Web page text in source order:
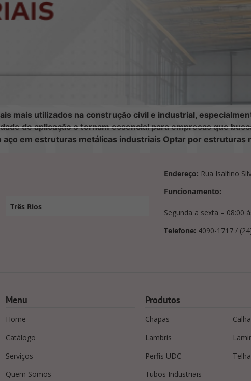
mais utilizados na construção civil e industrial,
de aplicação o tornam essencial para empresas que
em estruturas metálicas industriais Optar por estruturas
Três Rios
Endereço: Rua Isaltino
Funcionamento:
Segunda a sexta – 08:00
Telefone: 4090-1717 /
Menu
Home
Catálogo
Serviços
Quem Somos
Produtos
Chapas
Lambris
Perfis UDC
Tubos Industriais